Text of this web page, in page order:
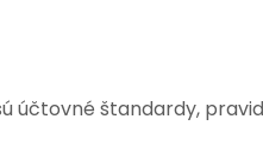
účtovné štandardy,